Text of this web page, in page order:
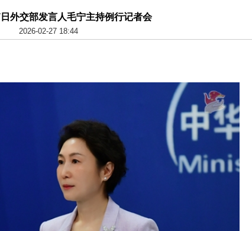
外交部发言人毛宁主持例行记者会
2026-02-27 18:44